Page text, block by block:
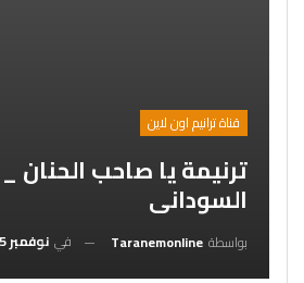
قناة ترانيم اون لاين
ترنيمة يا صاحب الحنان
السودانى
بواسطة Taranemonline في نوفمبر 25, 2019